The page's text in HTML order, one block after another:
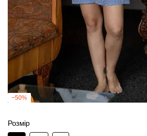
−50%
Розмір